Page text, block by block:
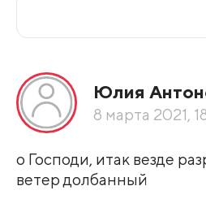
По рейтингу
Юлия
8 марта 2021,
о Господи, итак везде
ветер долбанный